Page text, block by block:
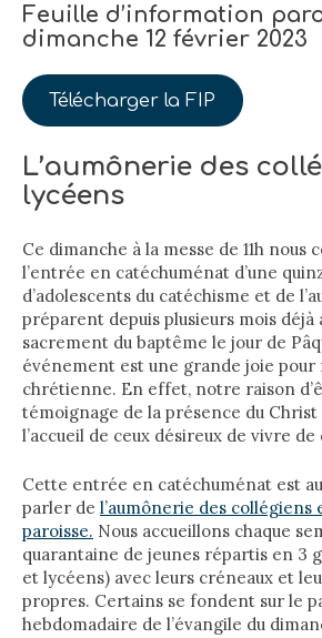
Feuille d’information
dimanche 12 février 2023
Télécharger la FIP
L’aumônerie des
lycéens
Ce dimanche à la messe de 11h nous
l’entrée en catéchuménat d’une
d’adolescents du catéchisme et de
préparent depuis plusieurs mois déjà
sacrement du baptême le jour de
événement est une grande joie
chrétienne. En effet, notre raison
témoignage de la présence du
l’accueil de ceux désireux de vivre
Cette entrée en catéchuménat est
parler de l’aumônerie des collégiens
paroisse. Nous accueillons chaque
quarantaine de jeunes répartis en 3
et lycéens) avec leurs créneaux et
propres. Certains se fondent sur le
hebdomadaire de l’évangile du